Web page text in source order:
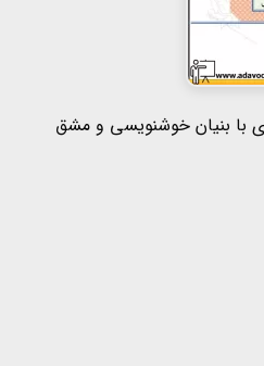
با بنیان خوشنویسی و مشق